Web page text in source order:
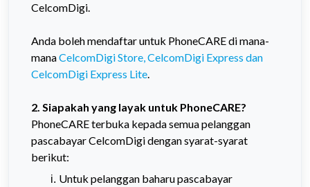
CelcomDigi.
Anda boleh mendaftar untuk PhoneCARE di mana-
manaCelcomDigi Store, CelcomDigi Express dan
CelcomDigi Express Lite.
2. Siapakah yang layak untuk PhoneCARE?
PhoneCARE terbuka kepada semua pelanggan
pascabayar CelcomDigi dengan syarat-syarat
berikut:
Untuk pelanggan baharu pascabayar